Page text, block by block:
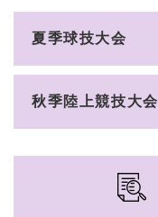
夏季球技大会
秋季陸上競技大会